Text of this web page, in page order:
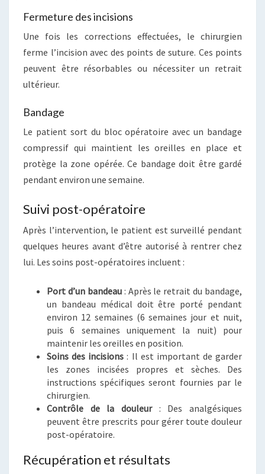
Fermeture des incisions
Une fois les corrections effectuées, le chirurgien
ferme l’incision avec des points de suture. Ces points
peuvent être résorbables ou nécessiter un retrait
ultérieur.
Bandage
Le patient sort du bloc opératoire avec un bandage
compressif qui maintient les oreilles en place et
protège la zone opérée. Ce bandage doit être gardé
pendant environ une semaine.
Suivi post-opératoire
Après l’intervention, le patient est surveillé pendant
quelques heures avant d’être autorisé à rentrer chez
lui. Les soins post-opératoires incluent :
Port d’un bandeau: Après le retrait du bandage,
un bandeau médical doit être porté pendant
environ 12 semaines (6 semaines jour et nuit,
puis 6 semaines uniquement la nuit) pour
maintenir les oreilles en position.
Soins des incisions : Il est important de garder
les zones incisées propres et sèches. Des
instructions spécifiques seront fournies par le
chirurgien.
Contrôle de la douleur: Des analgésiques
peuvent être prescrits pour gérer toute douleur
post-opératoire.
Récupération et résultats